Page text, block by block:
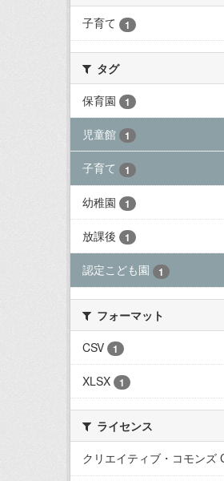
子育て
1
タグ
保育園
1
児童館 1
子育て 1
幼稚園 1
放課後 1
認定こども園 1
フォーマット
CSV
1
XLSX 1
ライセンス
クリエイティブ・コモンズ